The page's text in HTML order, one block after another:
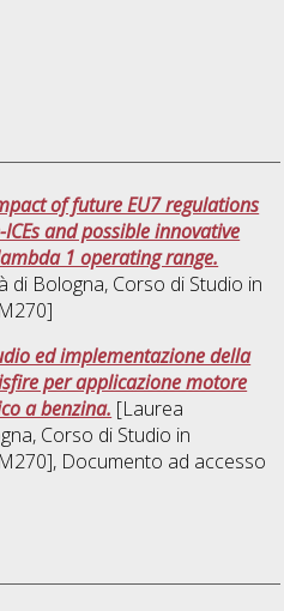
of future EU7 regulations
and possible innovative
1 operating range.
di Bologna, Corso di Studio in
ed implementazione della
per applicazione motore
a benzina. [Laurea
Corso di Studio in
, Documento ad accesso